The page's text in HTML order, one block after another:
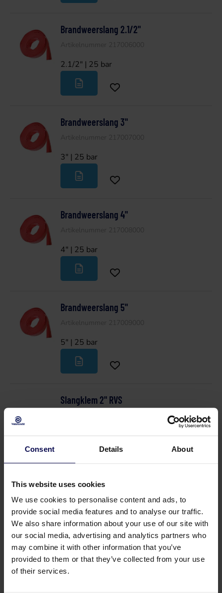
Consent Details About
This website uses cookies
We use cookies to personalise content and ads, to
provide social media features and to analyse our traffic.
We also share information about your use of our site with
our social media, advertising and analytics partners who
may combine it with other information that you’ve
provided to them or that they’ve collected from your use
of their services.
Brandweerslang 2.1/2"
2.1/2" | 25 bar
Brandweerslang 3"
3" | 25 bar
Brandweerslang 4"
4" | 25 bar
Brandweerslang 5"
5" | 25 bar
Slangklem 2" RVS
2" | 0 bar
Artikelnummer 217280000
3" | 0 bar